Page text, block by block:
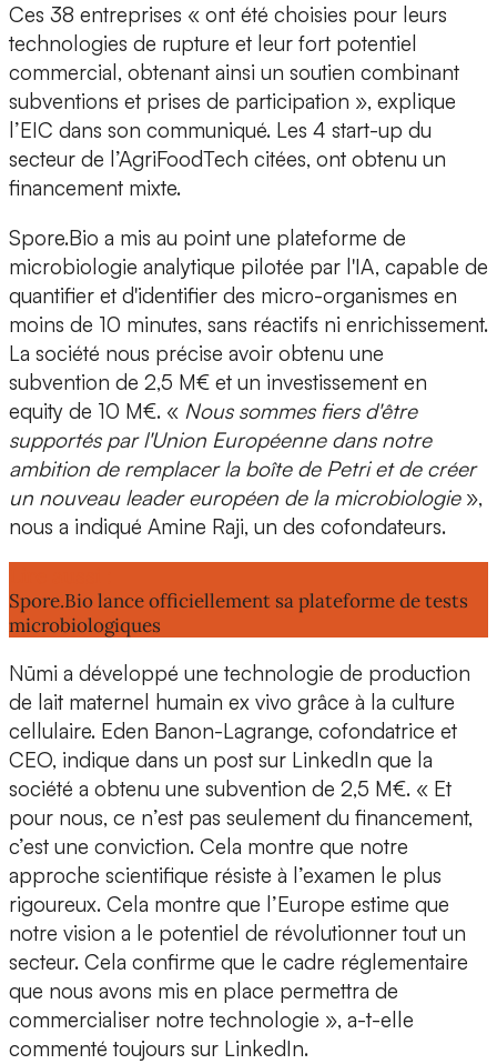
Ces 38 entreprises « ont été choisies pour leurs
technologies de rupture et leur fort potentiel
commercial, obtenant ainsi un soutien combinant
subventions et prises de participation », explique
l’EIC dans son communiqué. Les 4 start-up du
secteur de l’AgriFoodTech citées, ont obtenu un
financement mixte.
Spore.Bio a mis au point une plateforme de
microbiologie analytique pilotée par l'IA, capable de
quantifier et d'identifier des micro-organismes en
moins de 10 minutes, sans réactifs ni enrichissement.
La société nous précise avoir obtenu une
subvention de 2,5 M€ et un investissement en
equity de 10 M€. « Nous sommes fiers d'être
supportés par l'Union Européenne dans notre
ambition de remplacer la boîte de Petri et de créer
un nouveau leader européen de la microbiologie»,
nous a indiqué Amine Raji, un des cofondateurs.
Spore.Bio lance officiellement sa plateforme de tests
microbiologiques
Nūmi a développé une technologie de production
de lait maternel humain ex vivo grâce à la culture
cellulaire. Eden Banon-Lagrange, cofondatrice et
CEO, indique dans un post sur LinkedIn que la
société a obtenu une subvention de 2,5 M€. « Et
pour nous, ce n’est pas seulement du financement,
c’est une conviction. Cela montre que notre
approche scientifique résiste à l’examen le plus
rigoureux. Cela montre que l’Europe estime que
notre vision a le potentiel de révolutionner tout un
secteur. Cela confirme que le cadre réglementaire
que nous avons mis en place permettra de
commercialiser notre technologie », a-t-elle
commenté toujours sur LinkedIn.